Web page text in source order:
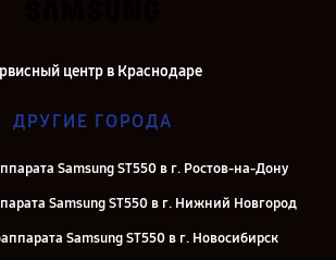
центр в Краснодаре
ДРУГИЕ ГОРОДА
Samsung ST550 в г. Ростов-на-Дону
Samsung ST550 в г. Нижний Новгород
Samsung ST550 в г. Новосибирск